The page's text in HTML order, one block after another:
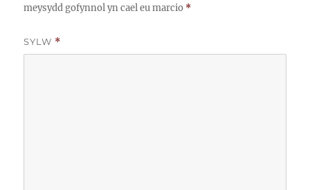
meysydd gofynnol yn cael eu marcio *
SYLW *